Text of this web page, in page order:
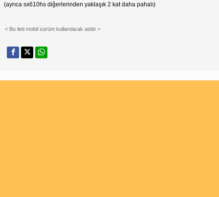
(ayrıca sx610hs diğerlerinden yaklaşık 2 kat daha pahalı)
< Bu ileti mobil sürüm kullanılarak atıldı >